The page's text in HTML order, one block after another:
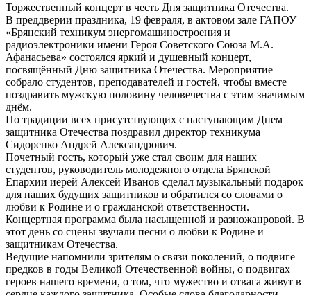
Торжественный концерт в честь Дня защитника Отечества.
В преддверии праздника, 19 февраля, в актовом зале ГАПОУ
«Брянский техникум энергомашиностроения и
радиоэлектроники имени Героя Советского Союза М.А.
Афанасьева» состоялся яркий и душевный концерт,
посвящённый Дню защитника Отечества. Мероприятие
собрало студентов, преподавателей и гостей, чтобы вместе
поздравить мужскую половину человечества с этим значимым
днём.
По традиции всех присутствующих с наступающим Днем
защитника Отечества поздравил директор техникума
Сидоренко Андрей Александрович.
Почетный гость, который уже стал своим для наших
студентов, руководитель молодежного отдела Брянской
Епархии иерей Алексей Иванов сделал музыкальный подарок
для наших будущих защитников и обратился со словами о
любви к Родине и о гражданской ответственности.
Концертная программа была насыщенной и разножанровой. В
этот день со сцены звучали песни о любви к Родине и
защитникам Отечества.
Ведущие напомнили зрителям о связи поколений, о подвиге
предков в годы Великой Отечественной войны, о подвигах
героев нашего времени, о том, что мужество и отвага живут в